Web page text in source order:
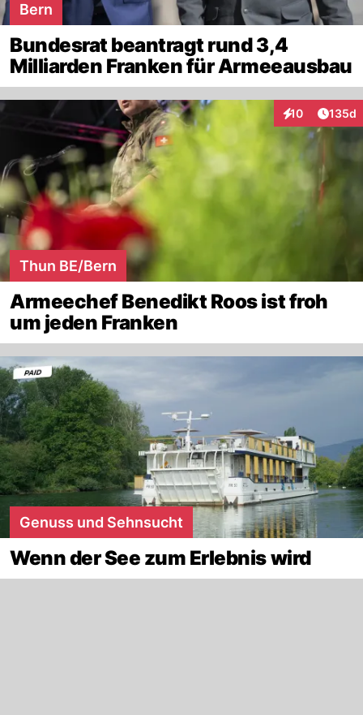
Bern
Bundesrat beantragt rund 3,4
Milliarden Franken für Armeeausbau
10
Interaktionen
135d
Thun BE/Bern
Armeechef Benedikt Roos ist froh
um jeden Franken
Genuss und Sehnsucht
Wenn der See zum Erlebnis wird